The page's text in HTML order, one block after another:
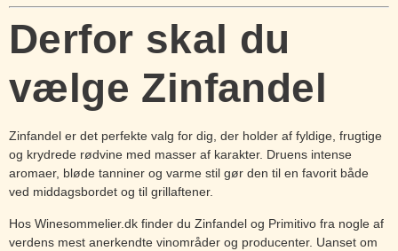
Derfor skal du
vælge Zinfandel
Zinfandel er det perfekte valg for dig, der holder af fyldige, frugtige
og krydrede rødvine med masser af karakter. Druens intense
aromaer, bløde tanniner og varme stil gør den til en favorit både
ved middagsbordet og til grillaftener.
Hos Winesommelier.dk finder du Zinfandel og Primitivo fra nogle af
verdens mest anerkendte vinområder og producenter. Uanset om